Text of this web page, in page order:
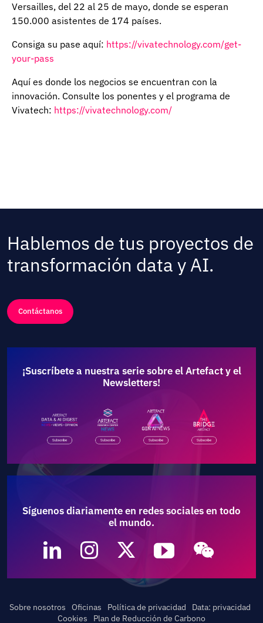
Versailles, del 22 al 25 de mayo, donde se esperan
150.000 asistentes de 174 países.
Consiga su pase aquí: https://vivatechnology.com/get-
your-pass
Aquí es donde los negocios se encuentran con la
innovación. Consulte los ponentes y el programa de
Vivatech: https://vivatechnology.com/
Hablemos de tus proyectos de
transformación data y AI.
Contáctanos
¡Suscríbete a nuestra serie sobre el Artefact y el
Newsletters!
Síguenos diariamente en redes sociales en todo
el mundo.
Sobre nosotros Oficinas Política de privacidad
Data: privacidad
Cookies
Plan de Reducción de Carbono